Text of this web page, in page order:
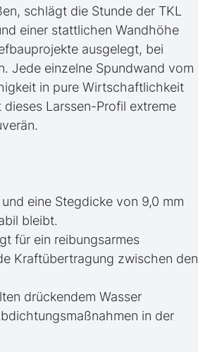
schlägt die Stunde der TKL
einer stattlichen Wandhöhe
ausgelegt, bei
Jede einzelne Spundwand vom
in pure Wirtschaftlichkeit
Larssen-Profil extreme
eine Stegdicke von 9,0 mm
bleibt.
für ein reibungsarmes
Kraftübertragung zwischen den
drückendem Wasser
in der